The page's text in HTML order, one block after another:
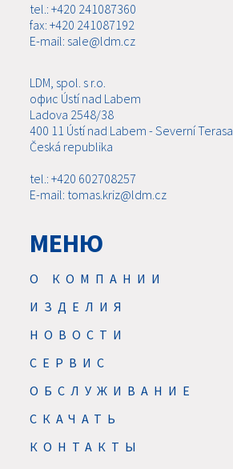
tel.: +420 241087360
fax: +420 241087192
E-mail: sale@ldm.cz
LDM, spol. s r.o.
офис Ústí nad Labem
Ladova 2548/38
400 11 Ústí nad Labem - Severní Terasa
Česká republika
tel.: +420 602708257
E-mail: tomas.kriz@ldm.cz
МЕНЮ
О КОМПАНИИ
ИЗДЕЛИЯ
НОВОСТИ
CЕРВИС
ОБСЛУЖИВАНИЕ
СКАЧАТЬ
КОНТАКТЫ